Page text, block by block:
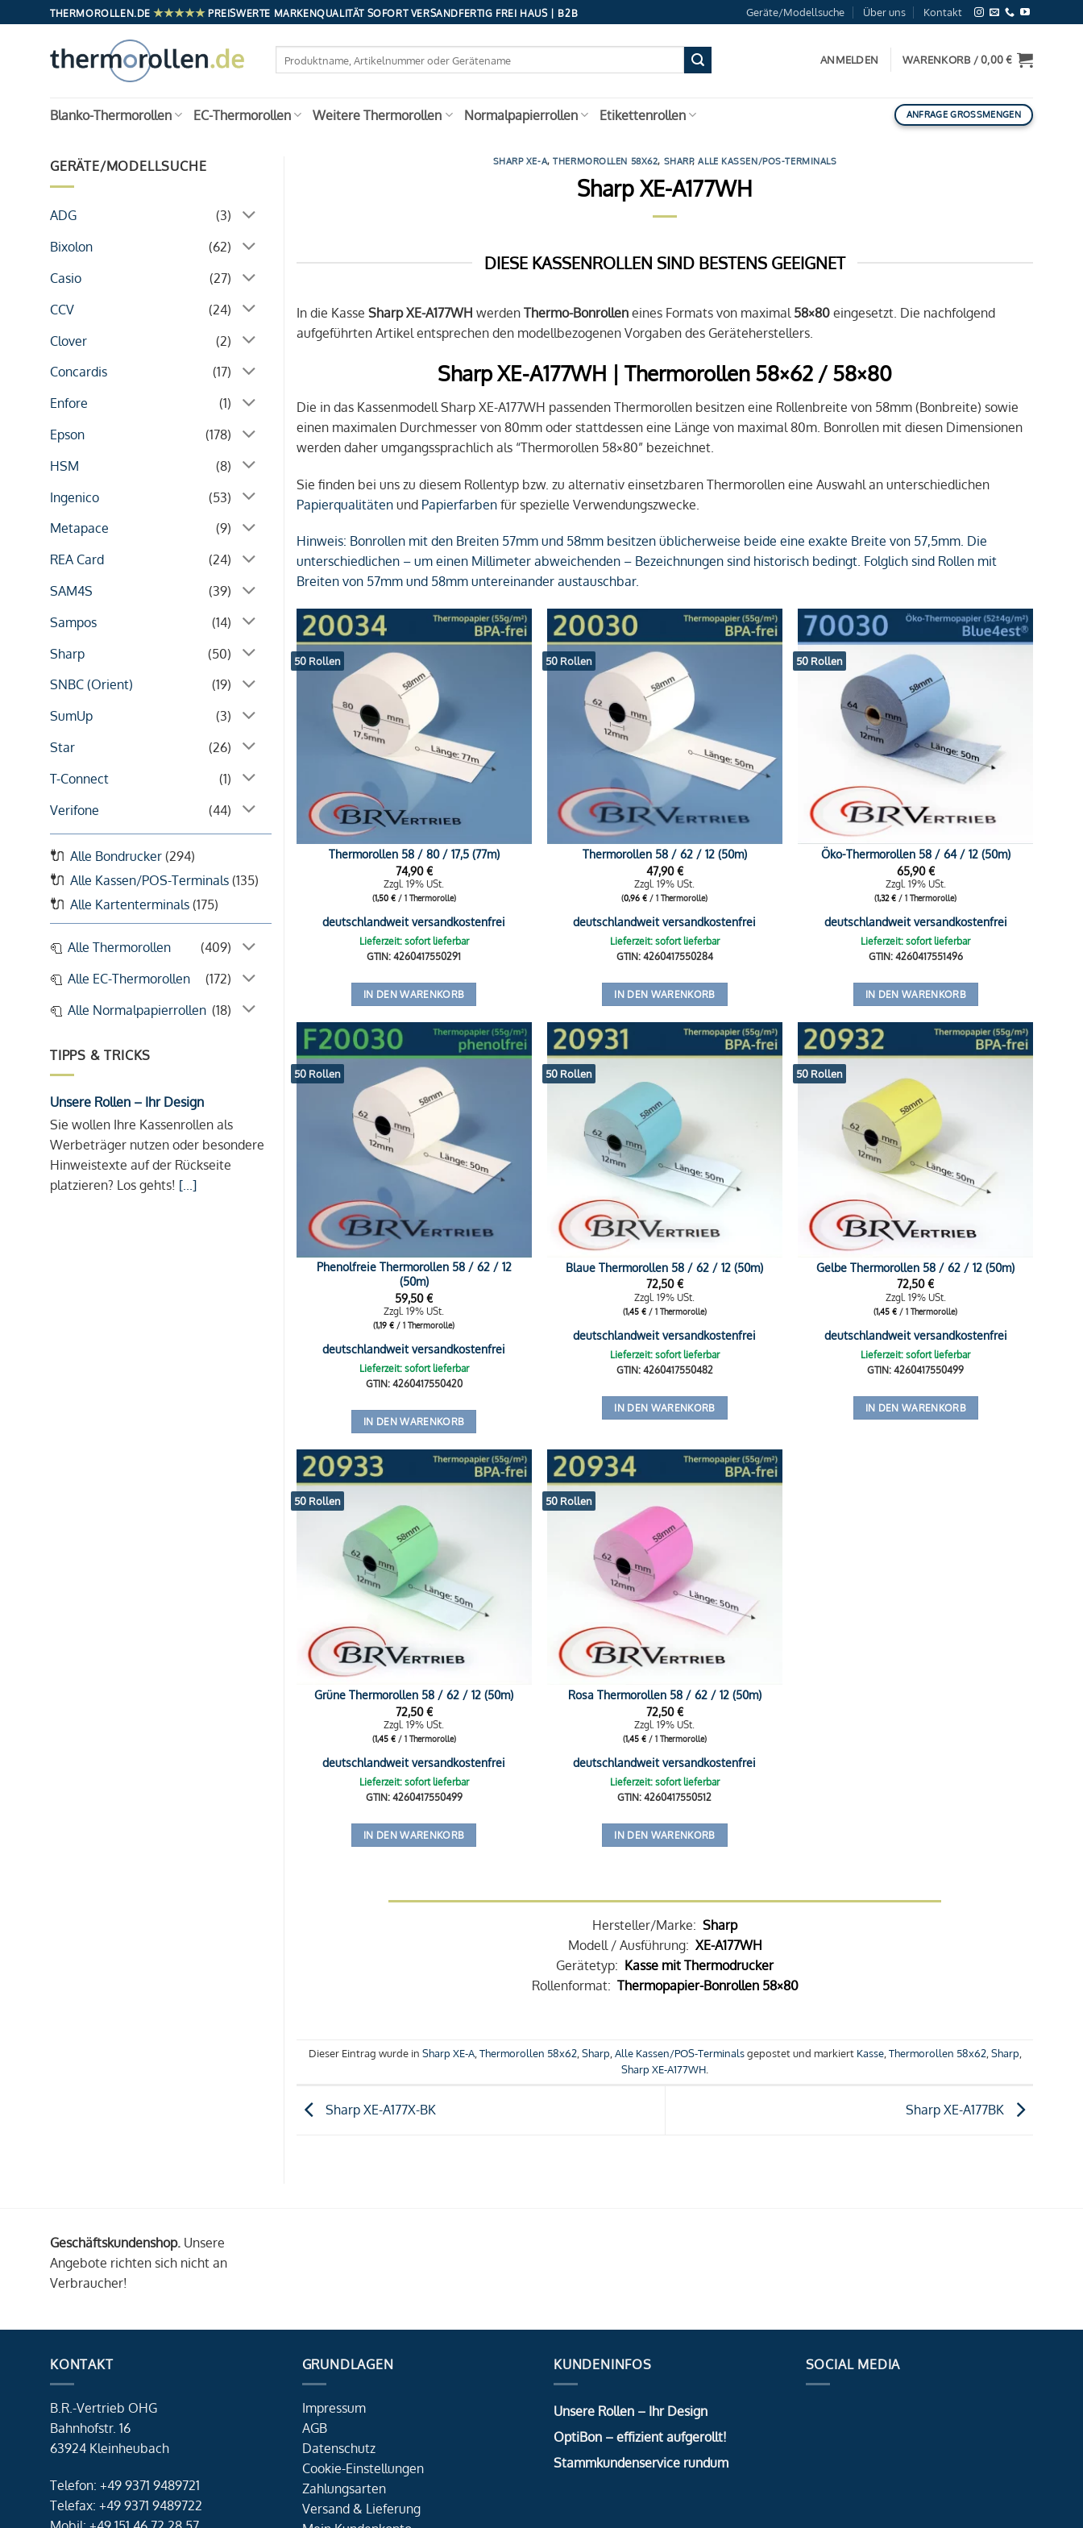
Inhalt
THERMOROLLEN.DE ★★★★★ PREISWERTE MARKENQUALITÄT SOFORT VERSANDFERTIG FREI HAUS | B2B Geräte/Modellsuche Über uns Kontakt
nach:
ANMELDEN WARENKORB /0,00€
Blanko-Thermorollen EC-Thermorollen Weitere Thermorollen Normalpapierrollen Etikettenrollen ANFRAGE GROSSMENGEN
GERÄTE/MODELLSUCHE
ADG
(3)
Bixolon
(62)
Casio
(27)
CCV
(24)
Clover
(2)
Concardis
(17)
Enfore
(1)
Epson
(178)
HSM
(8)
Ingenico
(53)
Metapace
(9)
REA Card
(24)
SAM4S
(39)
Sampos
(14)
Sharp
(50)
SNBC (Orient)
(19)
SumUp
(3)
Star
(26)
T-Connect
(1)
Verifone
(44)
Alle Bondrucker (294)
Alle Kassen/POS-Terminals (135)
Alle Kartenterminals (175)
Alle Thermorollen
(409)
Alle EC-Thermorollen
(172)
Alle Normalpapierrollen (18)
TIPPS & TRICKS
Unsere Rollen – Ihr Design
Sie wollen Ihre Kassenrollen als
Werbeträger nutzen oder besondere
Hinweistexte auf der Rückseite
platzieren? Los gehts! [...]
SHARP XE-A,THERMOROLLEN 58X62, SHARP,ALLE KASSEN/POS-TERMINALS
Sharp XE-A177WH
DIESE KASSENROLLEN SIND BESTENS GEEIGNET
In die Kasse Sharp XE-A177WH werden Thermo-Bonrollen eines Formats von maximal 58×80 eingesetzt. Die nachfolgend
aufgeführten Artikel entsprechen den modellbezogenen Vorgaben des Geräteherstellers.
Sharp XE-A177WH | Thermorollen 58×62 / 58×80
Die in das Kassenmodell Sharp XE-A177WH passenden Thermorollen besitzen eine Rollenbreite von 58mm (Bonbreite) sowie
einen maximalen Durchmesser von 80mm oder stattdessen eine Länge von maximal 80m. Bonrollen mit diesen Dimensionen
werden daher umgangssprachlich als “Thermorollen 58×80” bezeichnet.
Sie finden bei uns zu diesem Rollentyp bzw. zu alternativ einsetzbaren Thermorollen eine Auswahl an unterschiedlichen
Papierqualitäten und Papierfarben für spezielle Verwendungszwecke.
Hinweis: Bonrollen mit den Breiten 57mm und 58mm besitzen üblicherweise beide eine exakte Breite von 57,5mm. Die
unterschiedlichen – um einen Millimeter abweichenden – Bezeichnungen sind historisch bedingt. Folglich sind Rollen mit
Breiten von 57mm und 58mm untereinander austauschbar.
50 Rollen
Thermorollen 58 / 80 / 17,5 (77m)
74,90€
Zzgl. 19% USt.
(1,50 €/ 1 Thermorolle)
deutschlandweit versandkostenfrei
Lieferzeit: sofort lieferbar
GTIN: 4260417550291
IN DEN WARENKORB
50 Rollen
Thermorollen 58 / 62 / 12 (50m)
47,90€
Zzgl. 19% USt.
(0,96€ / 1 Thermorolle)
deutschlandweit versandkostenfrei
Lieferzeit: sofort lieferbar
GTIN: 4260417550284
IN DEN WARENKORB
50 Rollen
Öko-Thermorollen 58 / 64 / 12 (50m)
65,90€
Zzgl. 19% USt.
(1,32€ / 1 Thermorolle)
deutschlandweit versandkostenfrei
Lieferzeit: sofort lieferbar
GTIN: 4260417551496
IN DEN WARENKORB
50 Rollen
Phenolfreie Thermorollen 58 / 62 / 12
(50m)
59,50€
Zzgl. 19% USt.
(1,19€ / 1 Thermorolle)
deutschlandweit versandkostenfrei
Lieferzeit: sofort lieferbar
GTIN: 4260417550420
IN DEN WARENKORB
50 Rollen
Blaue Thermorollen 58 / 62 / 12 (50m)
72,50€
Zzgl. 19% USt.
(1,45 €/ 1 Thermorolle)
deutschlandweit versandkostenfrei
Lieferzeit: sofort lieferbar
GTIN: 4260417550482
IN DEN WARENKORB
50 Rollen
Gelbe Thermorollen 58 / 62 / 12 (50m)
72,50€
Zzgl. 19% USt.
(1,45€ / 1 Thermorolle)
deutschlandweit versandkostenfrei
Lieferzeit: sofort lieferbar
GTIN: 4260417550499
IN DEN WARENKORB
50 Rollen
Grüne Thermorollen 58 / 62 / 12 (50m)
72,50€
Zzgl. 19% USt.
(1,45 €/ 1 Thermorolle)
deutschlandweit versandkostenfrei
Lieferzeit: sofort lieferbar
GTIN: 4260417550499
IN DEN WARENKORB
50 Rollen
Rosa Thermorollen 58 / 62 / 12 (50m)
72,50€
Zzgl. 19% USt.
(1,45 €/ 1 Thermorolle)
deutschlandweit versandkostenfrei
Lieferzeit: sofort lieferbar
GTIN: 4260417550512
IN DEN WARENKORB
Hersteller/Marke: Sharp
Modell / Ausführung: XE-A177WH
Gerätetyp: Kasse mit Thermodrucker
Rollenformat: Thermopapier-Bonrollen 58×80
Dieser Eintrag wurde in Sharp XE-A, Thermorollen 58x62, Sharp Alle Kassen/POS-Terminalsgepostet und markiert Kasse, Thermorollen 58x62, Sharp
Sharp XE-A177WH
Sharp XE-A177X-BK Sharp XE-A177BK
Geschäftskundenshop. Unsere
Angebote richten sich nicht an
Verbraucher!
KONTAKT
B.R.-Vertrieb OHG
Bahnhofstr. 16
63924 Kleinheubach
Telefon: +49 9371 9489721
Telefax: +49 9371 9489722
GRUNDLAGEN
Impressum
AGB
Datenschutz
Cookie-Einstellungen
Zahlungsarten
Versand & Lieferung
KUNDENINFOS
Unsere Rollen – Ihr Design
OptiBon – effizient aufgerollt!
Stammkundenservice rundum
SOCIAL MEDIA